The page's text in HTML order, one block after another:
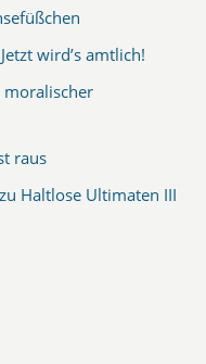
wird’s amtlich!
moralischer
raus
zu Haltlose Ultimaten III